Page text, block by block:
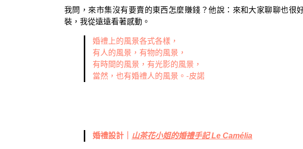
我問，來市集沒有要賣的東西怎麼賺錢？他說：來和大家聊聊也很
裝，我從遠遠看著感動。
婚禮上的風景各式各樣，
有人的風景，有物的風景，
有時間的風景，有光影的風景，
當然，也有婚禮人的風景。-皮諾
婚禮設計｜ 山茶花小姐的婚禮手記 Le Camélia